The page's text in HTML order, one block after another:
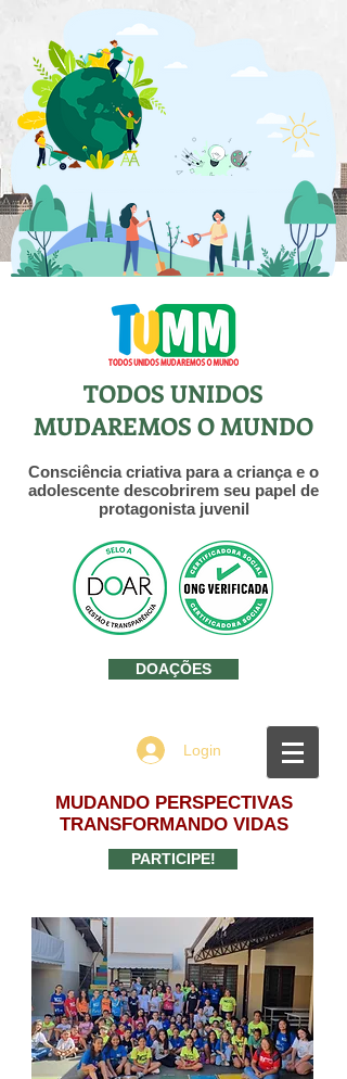
TODOS UNIDOS
MUDAREMOS O MUNDO
Consciência criativa para a criança e o
adolescente descobrirem seu papel de
protagonista juvenil
DOAÇÕES
Login
MUDANDO PERSPECTIVAS
TRANSFORMANDO VIDAS
PARTICIPE!